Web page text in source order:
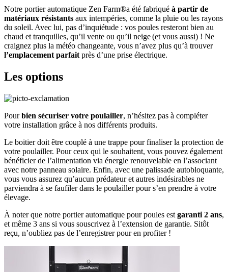
Notre portier automatique Zen Farm®a été fabriqué à partir de
matériaux résistants aux intempéries, comme la pluie ou les rayons
du soleil. Avec lui, pas d’inquiétude : vos poules resteront bien au
chaud et tranquilles, qu’il vente ou qu’il neige (et vous aussi) ! Ne
craignez plus la météo changeante, vous n’avez plus qu’à trouver
l’emplacement parfait près d’une prise électrique.
Les options
Pourbien sécuriser votre poulailler, n’hésitez pas à compléter
votre installation grâce à nos différents produits.
Le boitier doit être couplé à une trappe pour finaliser la protection de
votre poulailler. Pour ceux qui le souhaitent, vous pouvez également
bénéficier de l’alimentation via énergie renouvelable en l’associant
avec notre panneau solaire. Enfin, avec une palissade autobloquante,
vous vous assurez qu’aucun prédateur et autres indésirables ne
parviendra à se faufiler dans le poulailler pour s’en prendre à votre
élevage.
À noter que notre portier automatique pour poules est garanti 2 ans,
et même 3 ans si vous souscrivez à l’extension de garantie. Sitôt
reçu, n’oubliez pas de l’enregistrer pour en profiter !